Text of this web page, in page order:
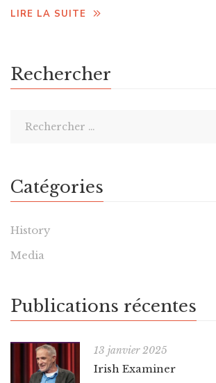
LIRE LA SUITE
Rechercher
Catégories
History
Media
Publications récentes
13 janvier 2025
Irish Examiner